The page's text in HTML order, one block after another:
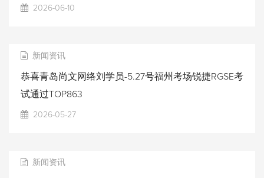
2026-06-10
新闻资讯
恭喜青岛尚文网络刘学员-5.27号福州考场锐捷RGSE考
试通过TOP863
2026-05-27
新闻资讯